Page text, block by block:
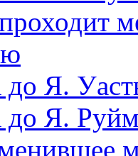
до Я.
до Я.